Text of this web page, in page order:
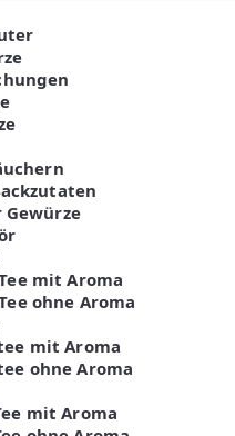
mit Aroma
ohne Aroma
mit Aroma
ohne Aroma
mit Aroma